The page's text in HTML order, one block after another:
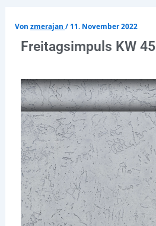
Von zmerajan /11. November 2022
Freitagsimpuls KW 45